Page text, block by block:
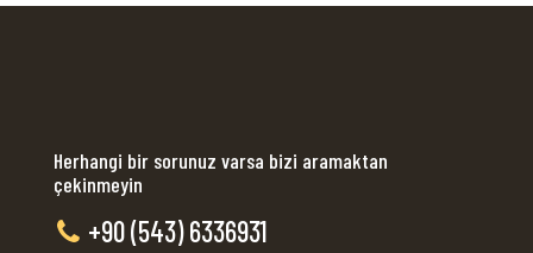
Herhangi bir sorunuz varsa bizi aramaktan
çekinmeyin
+90 (543) 6336931